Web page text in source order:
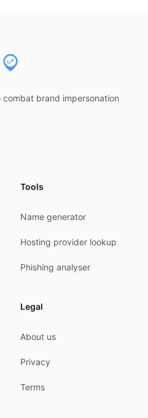
brand impersonation
Tools
Name generator
Hosting provider lookup
Phishing analyser
Legal
About us
Privacy
Terms